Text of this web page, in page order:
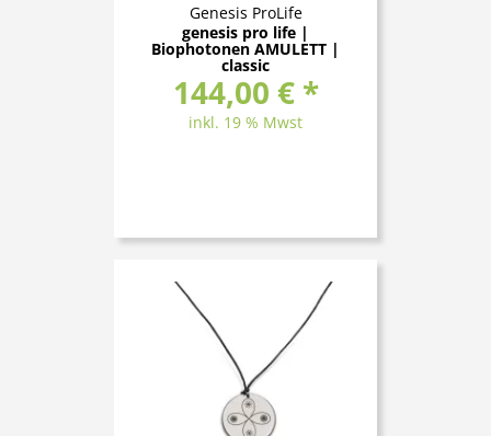
Genesis ProLife
genesis pro life |
Biophotonen AMULETT |
classic
144,00 € *
inkl. 19 % Mwst